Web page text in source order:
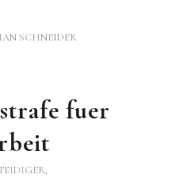
SCHNEIDER
fuer